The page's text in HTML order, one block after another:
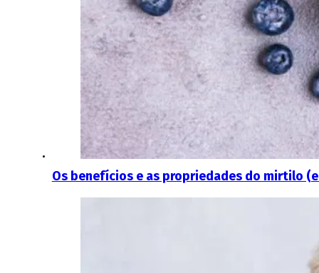
Os benefícios e as propriedades do mirtilo